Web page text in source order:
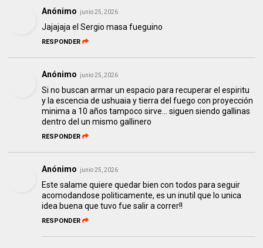
Anónimo junio 25, 2026
Jajajaja el Sergio masa fueguino
RESPONDER
Anónimo junio 25, 2026
Si no buscan armar un espacio para recuperar el espiritu
y la escencia de ushuaia y tierra del fuego con proyección
minima a 10 años tampoco sirve... siguen siendo gallinas
dentro del un mismo gallinero
RESPONDER
Anónimo junio 25, 2026
Este salame quiere quedar bien con todos para seguir
acomodandose politicamente, es un inutil que lo unica
idea buena que tuvo fue salir a correr!!
RESPONDER